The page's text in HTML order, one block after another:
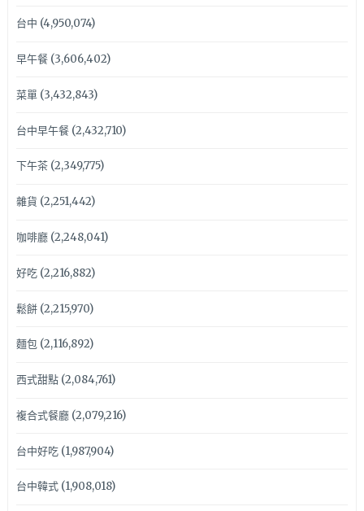
台中 (4,950,074)
早午餐(3,606,402)
菜單(3,432,843)
台中早午餐(2,432,710)
下午茶(2,349,775)
雜貨 (2,251,442)
咖啡廳(2,248,041)
好吃(2,216,882)
鬆餅(2,215,970)
麵包(2,116,892)
西式甜點(2,084,761)
複合式餐廳(2,079,216)
台中好吃(1,987,904)
台中韓式(1,908,018)